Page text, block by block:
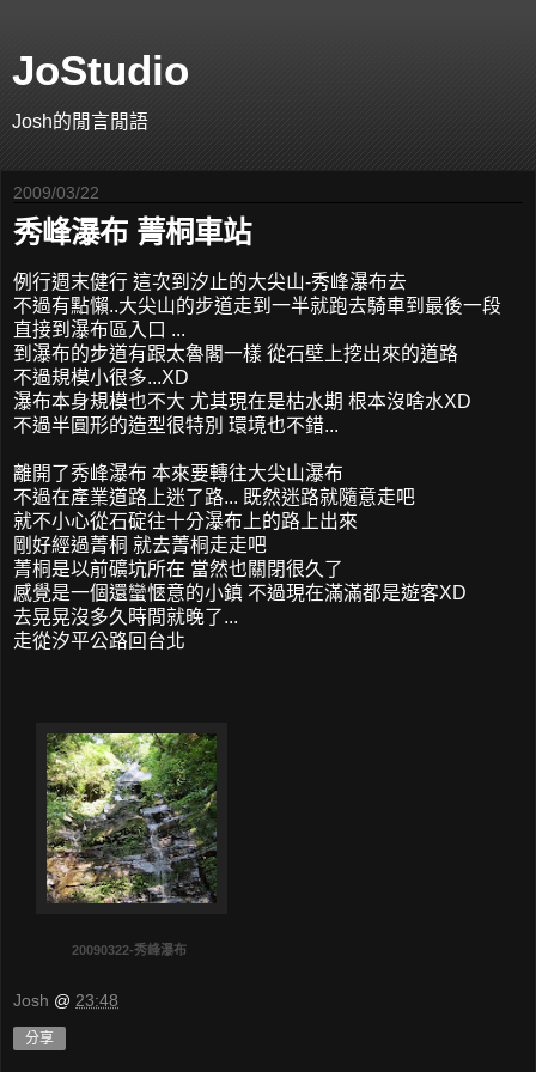
JoStudio
Josh的閒言閒語
2009/03/22
秀峰瀑布 菁桐車站
例行週末健行 這次到汐止的大尖山-秀峰瀑布去
不過有點懶..大尖山的步道走到一半就跑去騎車到最後一段
直接到瀑布區入口 ...
到瀑布的步道有跟太魯閣一樣 從石壁上挖出來的道路
不過規模小很多...XD
瀑布本身規模也不大 尤其現在是枯水期 根本沒啥水XD
不過半圓形的造型很特別 環境也不錯...
離開了秀峰瀑布 本來要轉往大尖山瀑布
不過在產業道路上迷了路... 既然迷路就隨意走吧
就不小心從石碇往十分瀑布上的路上出來
剛好經過菁桐 就去菁桐走走吧
菁桐是以前礦坑所在 當然也關閉很久了
感覺是一個還蠻愜意的小鎮 不過現在滿滿都是遊客XD
去晃晃沒多久時間就晚了...
走從汐平公路回台北
20090322-秀峰瀑布
Josh @ 23:48
分享